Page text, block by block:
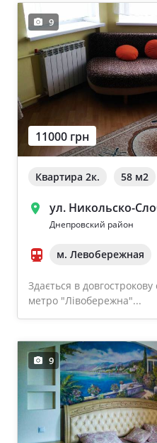
9
11000 грн
Квартира 2к. 58 м2
ул. Никольско-
Днепровский район
м. Левобережная
Здається в
метро "Лівобережна"...
9